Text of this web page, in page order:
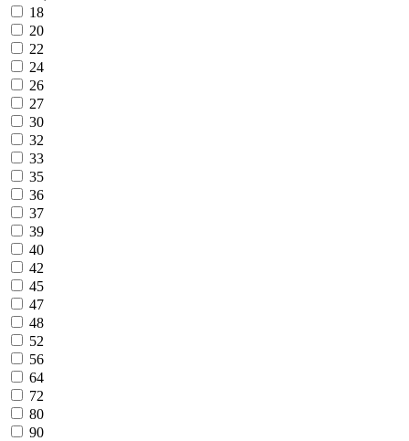
18
20
22
24
26
27
30
32
33
35
36
37
39
40
42
45
47
48
52
56
64
72
80
90